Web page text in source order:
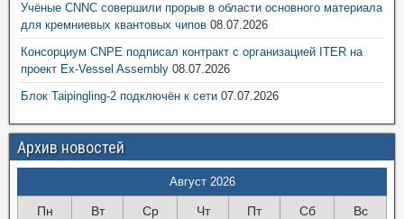
Учёные CNNC совершили прорыв в области основного материала
для кремниевых квантовых чипов 08.07.2026
Консорциум CNPE подписал контракт с организацией ITER на
проект Ex-Vessel Assembly 08.07.2026
Блок Taipingling-2 подключён к сети 07.07.2026
Архив новостей
Август 2026
Пн Вт Ср Чт Пт Сб Вс